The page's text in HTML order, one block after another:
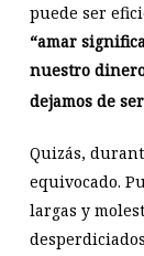
puede ser
“amar
nuestro
dejamos de
Quizás,
equivocado.
largas y